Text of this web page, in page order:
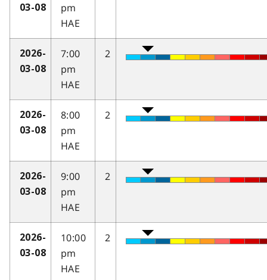
03-08
pm
HAE
2026-
03-08
7:00
pm
HAE
2
2026-
03-08
8:00
pm
HAE
2
2026-
03-08
9:00
pm
HAE
2
2026-
03-08
10:00
pm
HAE
2